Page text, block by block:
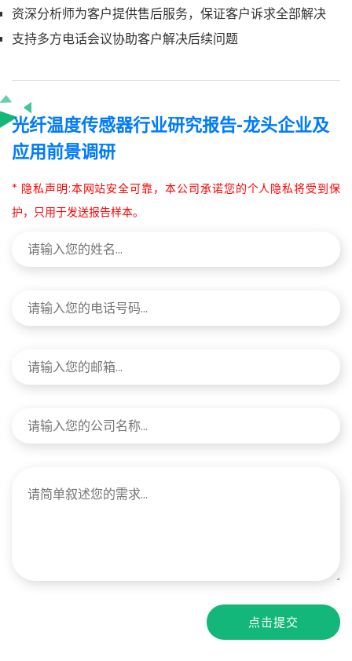
资深分析师为客户提供售后服务，保证客户诉求全部解决
支持多方电话会议协助客户解决后续问题
光纤温度传感器行业研究报告-龙头企业及
应用前景调研
* 隐私声明:本网站安全可靠，本公司承诺您的个人隐私将受到保
护，只用于发送报告样本。
点击提交